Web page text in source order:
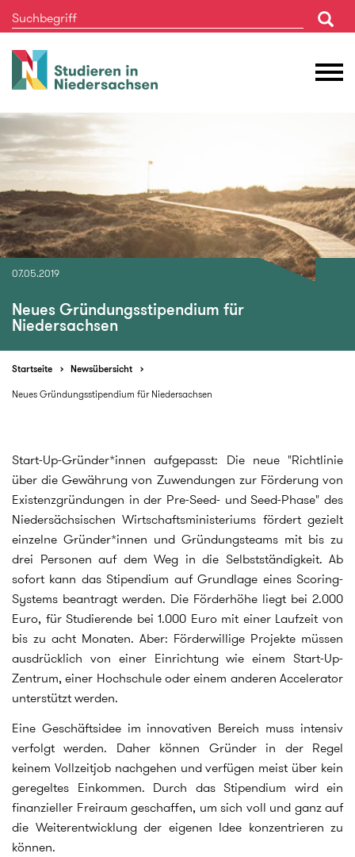
Studieren
in
07.05.2019
Neues Gründungsstipendium für
Niedersachsen
Startseite
Newsübersicht
Neues Gründungsstipendium für Niedersachsen
Start-Up-Gründer*innen aufgepasst: Die neue "Richtlinie
über die Gewährung von Zuwendungen zur Förderung von
Existenzgründungen in der Pre-Seed- und Seed-Phase" des
Niedersächsischen Wirtschaftsministeriums fördert gezielt
einzelne Gründer*innen und Gründungsteams mit bis zu
drei Personen auf dem Weg in die Selbstständigkeit. Ab
sofort kann das Stipendium auf Grundlage eines Scoring-
Systems beantragt werden. Die Förderhöhe liegt bei 2.000
Euro, für Studierende bei 1.000 Euro mit einer Laufzeit von
bis zu acht Monaten. Aber: Förderwillige Projekte müssen
ausdrücklich von einer Einrichtung wie einem Start-Up-
Zentrum, einer Hochschule oder einem anderen Accelerator
unterstützt werden.
Eine Geschäftsidee im innovativen Bereich muss intensiv
verfolgt werden. Daher können Gründer in der Regel
keinem Vollzeitjob nachgehen und verfügen meist über kein
geregeltes Einkommen. Durch das Stipendium wird ein
finanzieller Freiraum geschaffen, um sich voll und ganz auf
die Weiterentwicklung der eigenen Idee konzentrieren zu
können.